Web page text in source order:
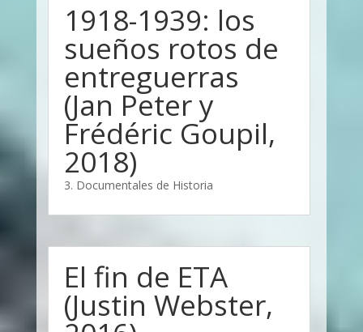
1918-1939: los
sueños rotos de
entreguerras
(Jan Peter y
Frédéric Goupil,
2018)
3. Documentales de Historia
El fin de ETA
(Justin Webster,